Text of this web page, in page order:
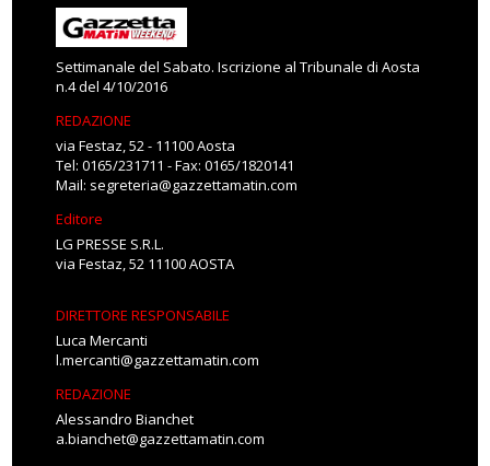
Settimanale del Sabato. Iscrizione al Tribunale di Aosta
n.4 del 4/10/2016
REDAZIONE
via Festaz, 52 - 11100 Aosta
Tel: 0165/231711 - Fax: 0165/1820141
Mail: segreteria@gazzettamatin.com
Editore
LG PRESSE S.R.L.
via Festaz, 52 11100 AOSTA
DIRETTORE RESPONSABILE
Luca Mercanti
l.mercanti@gazzettamatin.com
REDAZIONE
Alessandro Bianchet
a.bianchet@gazzettamatin.com